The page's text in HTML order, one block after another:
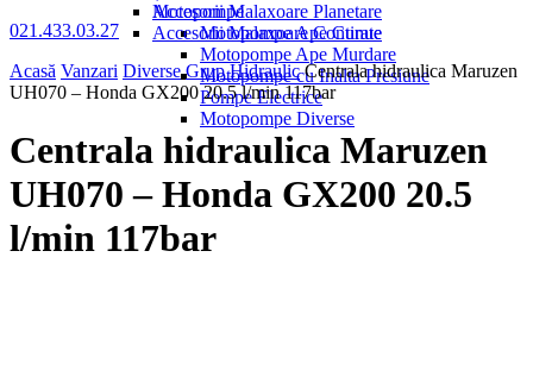
Motopompe
Motopompe Ape Curate
Motopompe Ape Murdare
Motopompe cu Inalta Presiune
Pompe Electrice
Motopompe Diverse
Accesorii Malaxoare Planetare
Accesorii Malaxoare Continue
021.433.03.27
Acasă Vanzari Diverse Grup HidraulicCentrala hidraulica Maruzen
UH070 – Honda GX200 20.5 l/min 117bar
Centrala hidraulica Maruzen
UH070 – Honda GX200 20.5
l/min 117bar